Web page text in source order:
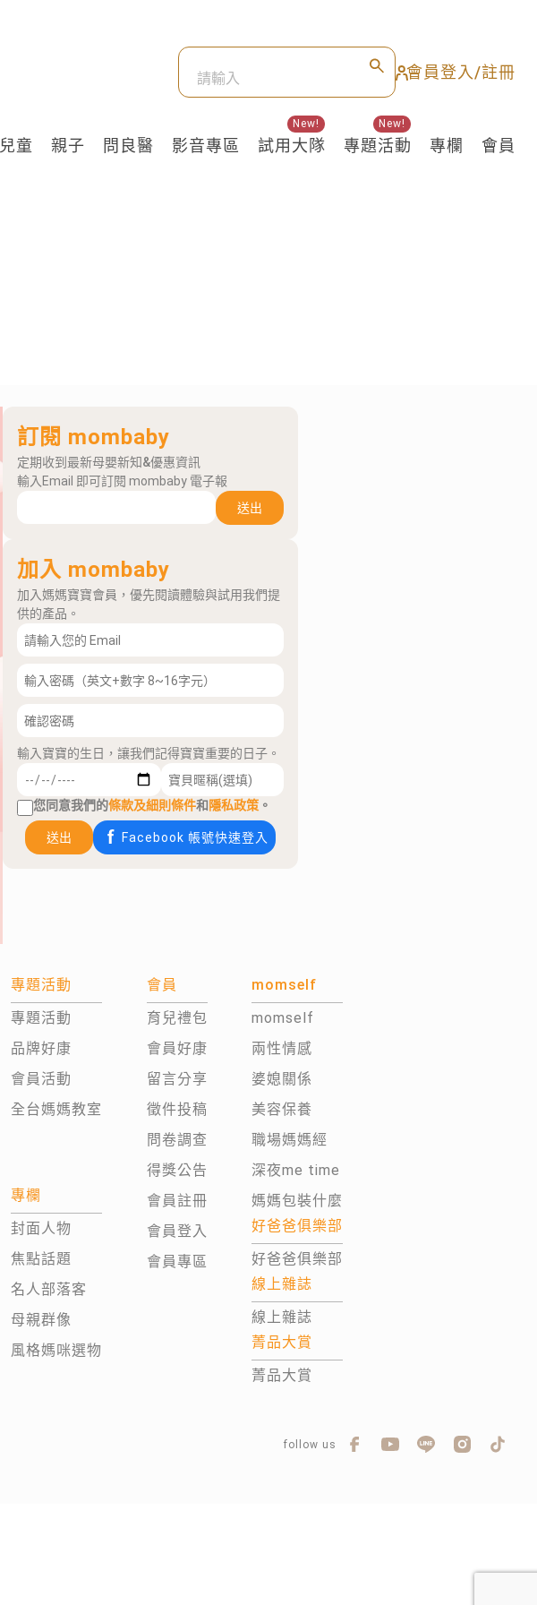
會員登入/註冊
兒童 親子 問良醫 影音專區 試用大隊
New!
專題活動
New!
專欄 會員
訂閱 mombaby
定期收到最新母嬰新知&優惠資訊
輸入Email 即可訂閱 mombaby 電子報
送出
加入 mombaby
加入媽媽寶寶會員，優先閱讀體驗與試用我們提
供的產品。
輸入寶寶的生日，讓我們記得寶寶重要的日子。
您同意我們的條款及細則條件和隱私政策 。
送出 Facebook 帳號快速登入
專題活動
專題活動
品牌好康
會員活動
全台媽媽教室
專欄
封面人物
焦點話題
名人部落客
母親群像
風格媽咪選物
會員
育兒禮包
會員好康
留言分享
徵件投稿
問卷調查
得獎公告
會員註冊
會員登入
會員專區
momself
momself
兩性情感
婆媳關係
美容保養
職場媽媽經
深夜me time
媽媽包裝什麼
好爸爸俱樂部
好爸爸俱樂部
線上雜誌
線上雜誌
菁品大賞
菁品大賞
follow us